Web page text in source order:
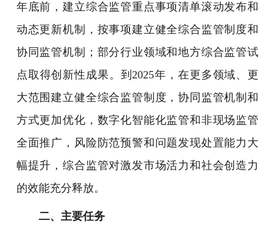
年底前，建立综合监管重点事项清单滚动发布和
动态更新机制，按事项建立健全综合监管制度和
协同监管机制；部分行业领域和地方综合监管试
点取得创新性成果。到2025年，在更多领域、更
大范围建立健全综合监管制度，协同监管机制和
方式更加优化，数字化智能化监管和非现场监管
全面推广，风险防范预警和问题发现处置能力大
幅提升，综合监管对激发市场活力和社会创造力
的效能充分释放。
二、主要任务